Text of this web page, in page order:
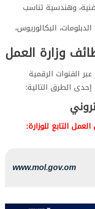
وهندسية تناسب
البكالوريوس،
وزارة العمل
القنوات الرقمية
الطرق التالية:
التابع للوزارة:
www.mol.gov.om